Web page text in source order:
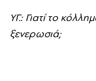
YΓ.: Γιατί το
ξενερωσιά;